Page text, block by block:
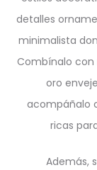
detalles
minimalista
Combínalo
oro
acompáñalo
ricas
Además,